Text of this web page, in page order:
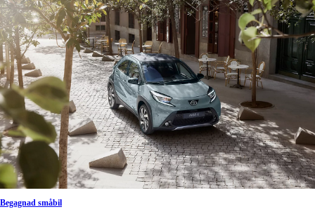
Begagnad småbil